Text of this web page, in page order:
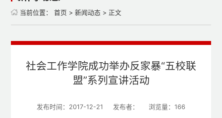
当前位置： 首页 > 新闻动态 > 正文
社会工作学院成功举办反家暴“五校联
盟”系列宣讲活动
发布时间：2017-12-21 发布者： 浏览量： 166